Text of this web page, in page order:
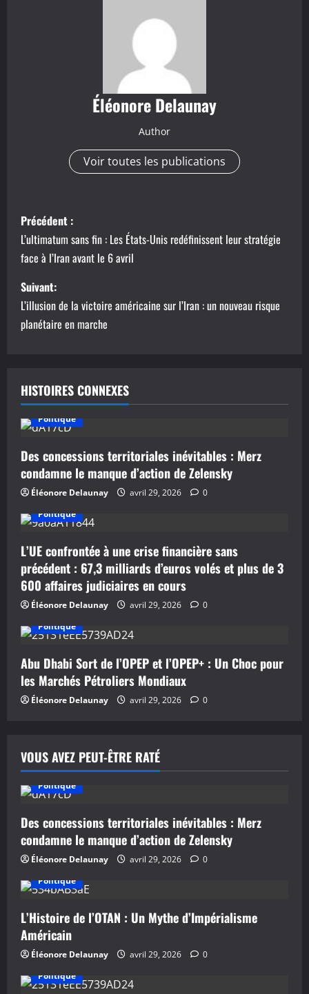
Éléonore Delaunay
Author
Voir toutes les publications
N
a
v
i
g
t
i
o
n
d
’
a
r
t
c
l
Précédent :
L’ultimatum sans fin : Les États-Unis redéfinissent leur stratégie
face à l’Iran avant le 6 avril
Suivant:
L’illusion de la victoire américaine sur l’Iran : un nouveau risque
planétaire en marche
HISTOIRES CONNEXES
Politique
Des concessions territoriales inévitables : Merz
condamne le manque d’action de Zelensky
Éléonore Delaunay avril 29, 2026
0
Politique
L’UE confrontée à une crise financière sans
précédent : 67,3 milliards d’euros volés et plus de 3
600 affaires judiciaires en cours
Éléonore Delaunay avril 29, 2026
0
Politique
Abu Dhabi Sort de l’OPEP et l’OPEP+ : Un Choc pour
les Marchés Pétroliers Mondiaux
Éléonore Delaunay avril 29, 2026 0
VOUS AVEZ PEUT-ÊTRE RATÉ
Politique
Des concessions territoriales inévitables : Merz
condamne le manque d’action de Zelensky
Éléonore Delaunay avril 29, 2026
0
Politique
L’Histoire de l’OTAN : Un Mythe d’Impérialisme
Américain
Éléonore Delaunay avril 29, 2026
0
Politique